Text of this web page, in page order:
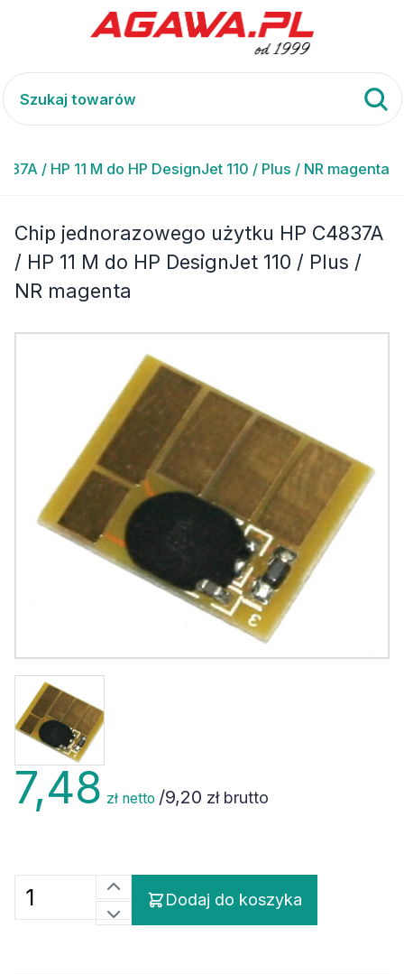
/ HP 11 M do HP DesignJet 110 / Plus / NR magenta
Chip jednorazowego użytku HP C4837A
/ HP 11 M do HP DesignJet 110 / Plus /
NR magenta
7,48 zł netto /9,20 zł brutto
Dodaj do koszyka